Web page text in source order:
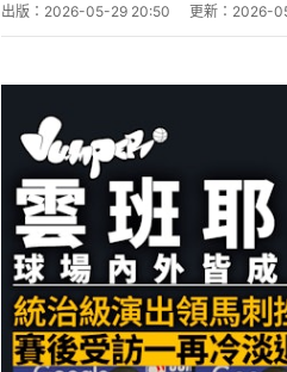
出版： 2026-05-29 20:50 更新： 2026-